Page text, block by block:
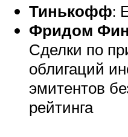
Тинькофф:
Фридом
Сделки по
облигаций
эмитентов
рейтинга